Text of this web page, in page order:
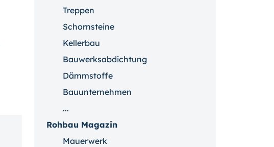
Treppen
Schornsteine
Kellerbau
Bauwerksabdichtung
Dämmstoffe
Bauunternehmen
...
Rohbau Magazin
Mauerwerk